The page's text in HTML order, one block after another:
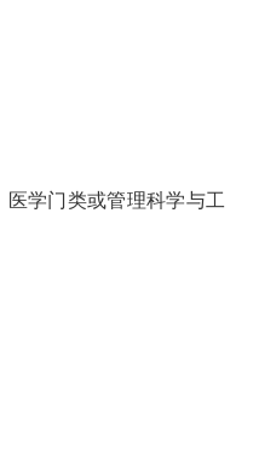
学门类或管理科学与工